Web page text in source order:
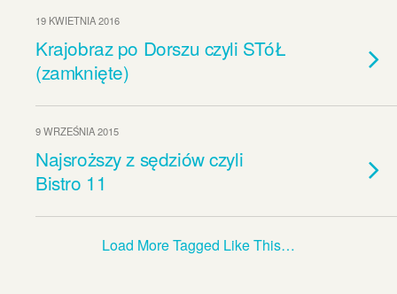
19 KWIETNIA 2016
Krajobraz po Dorszu czyli STóŁ
(zamknięte)
9 WRZEŚNIA 2015
Najsroższy z sędziów czyli
Bistro 11
Load More Tagged Like This…